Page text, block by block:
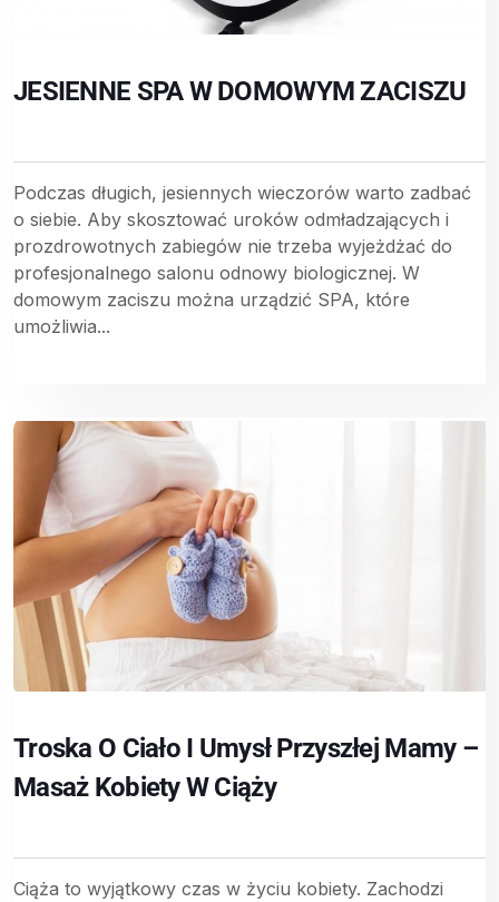
JESIENNE SPA W DOMOWYM ZACISZU
Podczas długich, jesiennych wieczorów warto zadbać
o siebie. Aby skosztować uroków odmładzających i
prozdrowotnych zabiegów nie trzeba wyjeżdżać do
profesjonalnego salonu odnowy biologicznej. W
domowym zaciszu można urządzić SPA, które
umożliwia...
Troska O Ciało I Umysł Przyszłej Mamy –
Masaż Kobiety W Ciąży
Ciąża to wyjątkowy czas w życiu kobiety. Zachodzi